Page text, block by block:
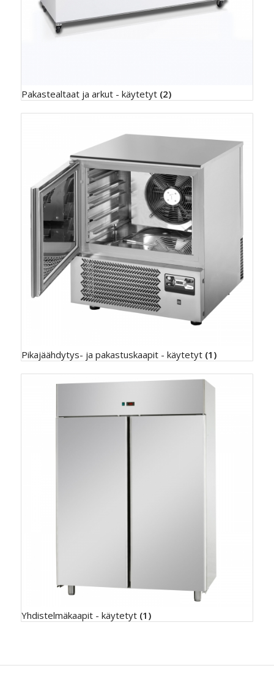
Pakastealtaat ja arkut - käytetyt (2)
Pikajäähdytys- ja pakastuskaapit - käytetyt (1)
Yhdistelmäkaapit - käytetyt (1)